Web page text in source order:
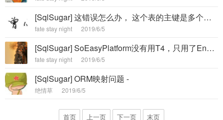
[SqlSugar] 这错误怎么办， 这个表的主键是多个，没有自增长ID -
fate stay night 2019/6/5
[SqlSugar] SoEasyPlatform没有用T4，只用了Engine.Razor吗。 -
fate stay night 2019/6/5
[SqlSugar] ORM映射问题 -
绝情草 2019/6/5
首页 上一页 下一页 末页